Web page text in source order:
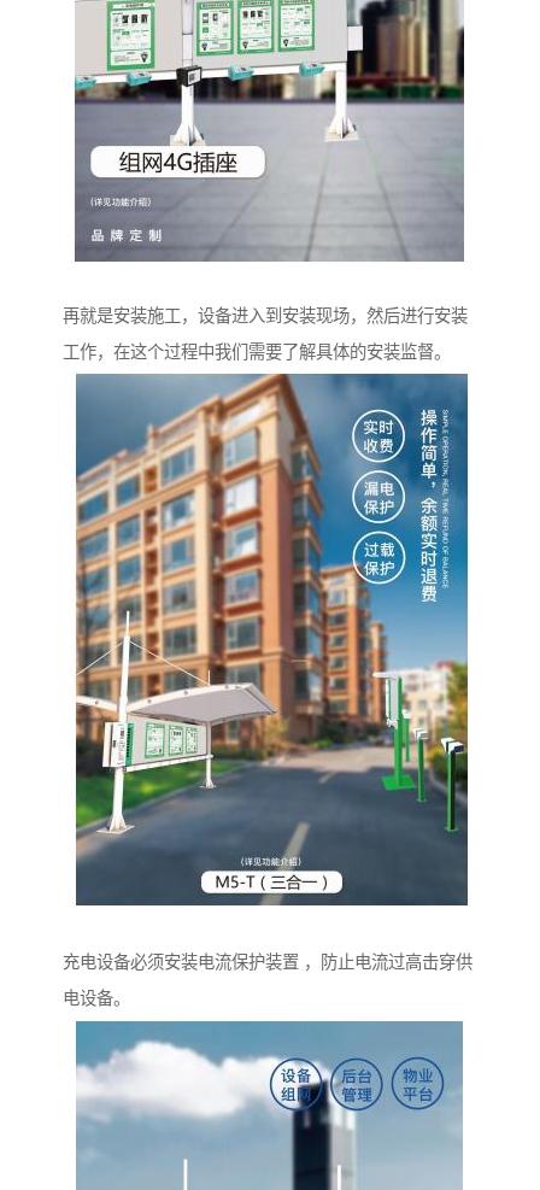
再就是安装施工，设备进入到安装现场，然后进行安装
工作，在这个过程中我们需要了解具体的安装监督。
充电设备必须安装电流保护装置 ，防止电流过高击穿供
电设备。